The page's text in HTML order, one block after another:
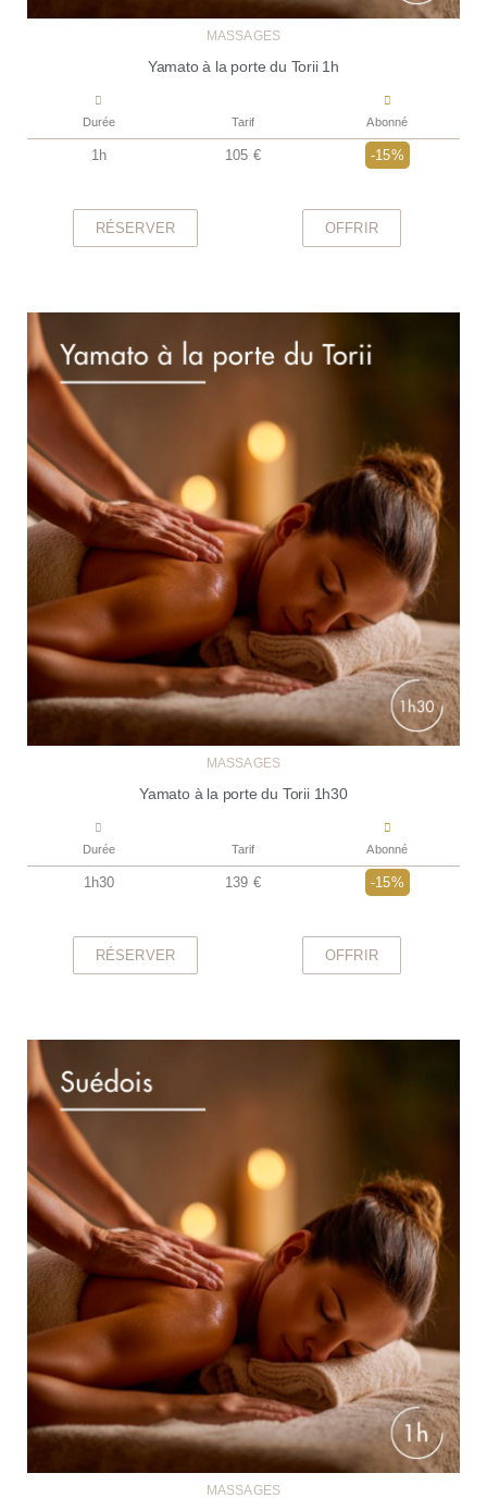
MASSAGES
Yamato à la porte du Torii 1h
Durée Tarif Abonné
1h 105 € -15%
RÉSERVER OFFRIR
MASSAGES
Yamato à la porte du Torii 1h30
Durée Tarif Abonné
1h30 139 € -15%
RÉSERVER OFFRIR
MASSAGES